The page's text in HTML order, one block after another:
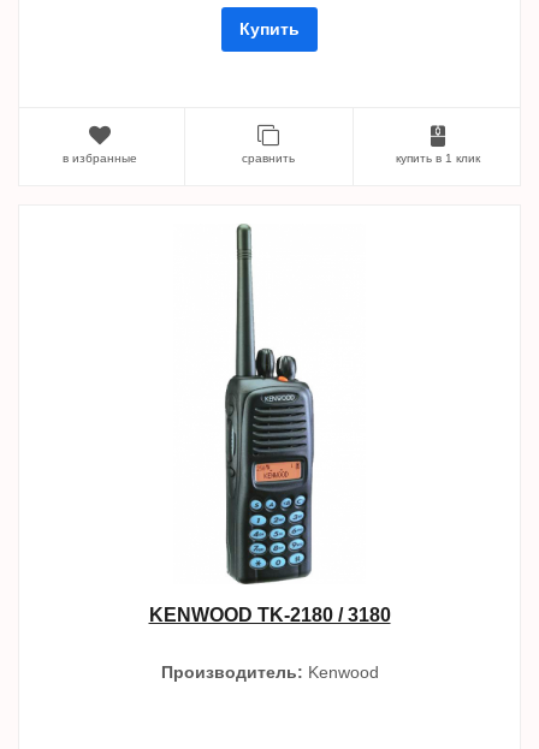
Купить
в избранные сравнить купить в 1 клик
KENWOOD TK-2180 / 3180
Производитель: Kenwood